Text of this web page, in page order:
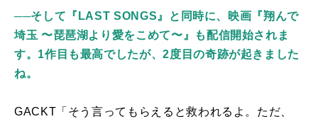
──そして『LAST SONGS』と同時に、映画『翔んで
埼玉 〜琵琶湖より愛をこめて〜』も配信開始されま
す。1作目も最高でしたが、2度目の奇跡が起きました
ね。
GACKT「そう言ってもらえると救われるよ。ただ、